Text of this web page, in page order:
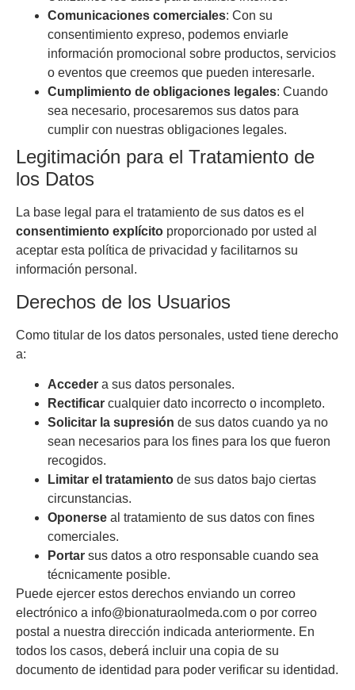
Comunicaciones comerciales: Con su
consentimiento expreso, podemos enviarle
información promocional sobre productos, servicios
o eventos que creemos que pueden interesarle.
Cumplimiento de obligaciones legales: Cuando
sea necesario, procesaremos sus datos para
cumplir con nuestras obligaciones legales.
Legitimación para el Tratamiento de
los Datos
La base legal para el tratamiento de sus datos es el
consentimiento explícito proporcionado por usted al
aceptar esta política de privacidad y facilitarnos su
información personal.
Derechos de los Usuarios
Como titular de los datos personales, usted tiene derecho
a:
Acceder a sus datos personales.
Rectificar cualquier dato incorrecto o incompleto.
Solicitar la supresión de sus datos cuando ya no
sean necesarios para los fines para los que fueron
recogidos.
Limitar el tratamiento de sus datos bajo ciertas
circunstancias.
Oponerse al tratamiento de sus datos con fines
comerciales.
Portar sus datos a otro responsable cuando sea
técnicamente posible.
Puede ejercer estos derechos enviando un correo
electrónico a info@bionaturaolmeda.com o por correo
postal a nuestra dirección indicada anteriormente. En
todos los casos, deberá incluir una copia de su
documento de identidad para poder verificar su identidad.